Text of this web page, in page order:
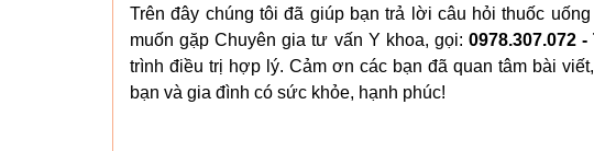
Trên đây chúng tôi đã giúp bạn trả lời câu hỏi thuốc
muốn gặp Chuyên gia tư vấn Y khoa, gọi: 0978.307.072
trình điều trị hợp lý. Cảm ơn các bạn đã quan tâm bài
bạn và gia đình có sức khỏe, hạnh phúc!